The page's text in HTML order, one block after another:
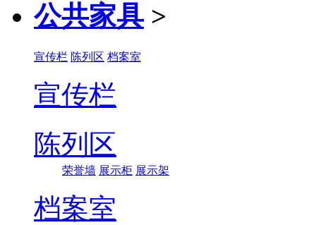
公共家具 >
宣传栏 陈列区 档案室
宣传栏
陈列区
荣誉墙 展示柜 展示架
档案室